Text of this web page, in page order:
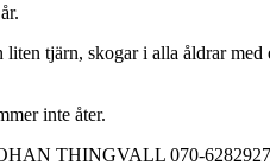
tjärn, skogar i alla åldrar
inte åter.
THINGVALL 070-6282927